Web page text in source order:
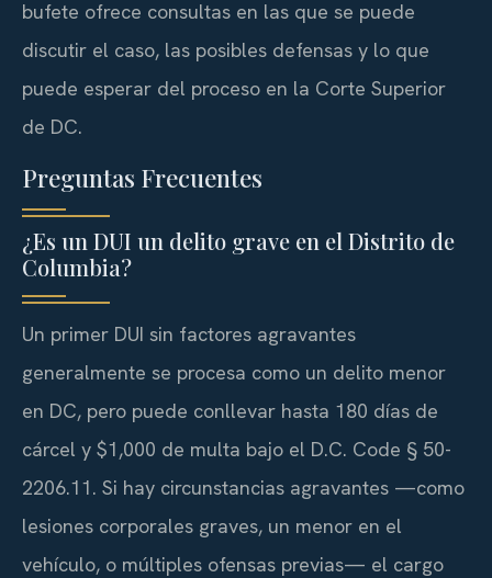
bufete ofrece consultas en las que se puede
discutir el caso, las posibles defensas y lo que
puede esperar del proceso en la Corte Superior
de DC.
Preguntas Frecuentes
¿Es un DUI un delito grave en el Distrito de
Columbia?
Un primer DUI sin factores agravantes
generalmente se procesa como un delito menor
en DC, pero puede conllevar hasta 180 días de
cárcel y $1,000 de multa bajo el D.C. Code § 50-
2206.11. Si hay circunstancias agravantes —como
lesiones corporales graves, un menor en el
vehículo, o múltiples ofensas previas— el cargo